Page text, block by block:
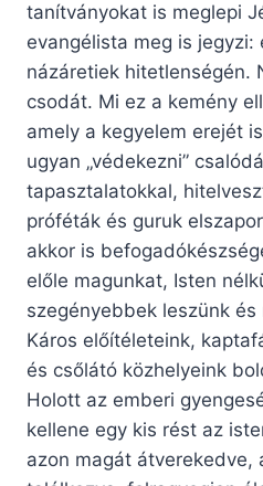
tanítványokat is meglepi
evangélista meg is jegyzi:
názáretiek hitetlenségén.
csodát. Mi ez a kemény
amely a kegyelem erejét
ugyan „védekezni”
tapasztalatokkal,
próféták és guruk
akkor is
előle magunkat, Isten
szegényebbek leszünk
Káros előítéleteink,
és csőlátó közhelyeink
Holott az emberi
kellene egy kis rést az
azon magát átverekedve,